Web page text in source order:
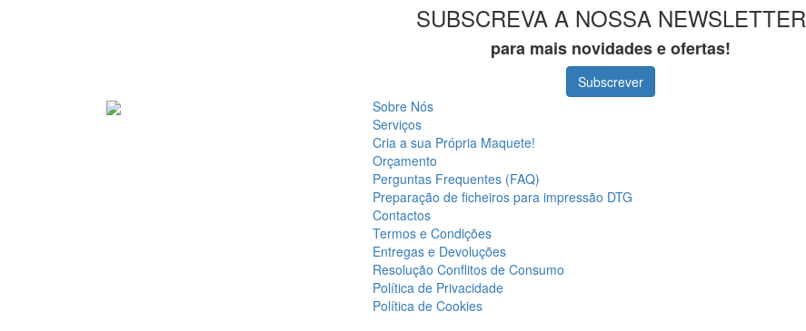
SUBSCREVA A NOSSA NEWSLETTER
para mais novidades e ofertas!
Subscrever
Sobre Nós
Serviços
Cria a sua Própria Maquete!
Orçamento
Perguntas Frequentes (FAQ)
Preparação de ficheiros para impressão DTG
Contactos
Termos e Condições
Entregas e Devoluções
Resolução Conflitos de Consumo
Política de Privacidade
Política de Cookies